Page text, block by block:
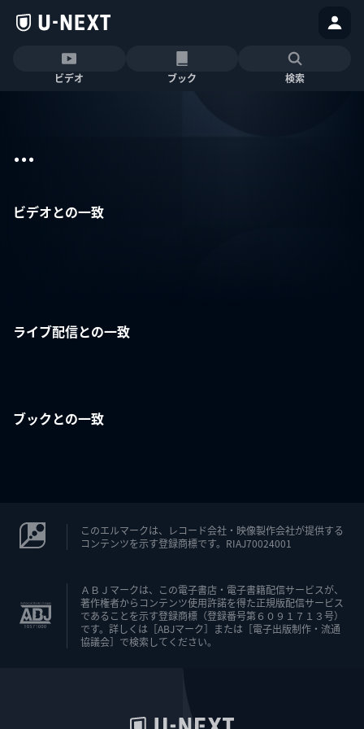
ビデオ ブック 検索
...
ビデオとの一致
ライブ配信との一致
ブックとの一致
このエルマークは、レコード会社・映像製作会社が提供する
コンテンツを示す登録商標です。RIAJ70024001
ＡＢＪマークは、この電子書店・電子書籍配信サービスが、
著作権者からコンテンツ使用許諾を得た正規版配信サービス
であることを示す登録商標（登録番号第６０９１７１３号）
です。詳しくは［ABJマーク］または［電子出版制作・流通
協議会］で検索してください。